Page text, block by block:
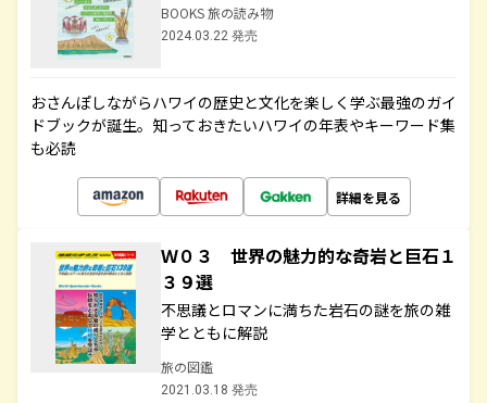
BOOKS 旅の読み物
2024.03.22 発売
おさんぽしながらハワイの歴史と文化を楽しく学ぶ最強のガイ
ドブックが誕生。知っておきたいハワイの年表やキーワード集
も必読
詳細を見る
Ｗ０３ 世界の魅力的な奇岩と巨石１
３９選
不思議とロマンに満ちた岩石の謎を旅の雑
学とともに解説
旅の図鑑
2021.03.18 発売